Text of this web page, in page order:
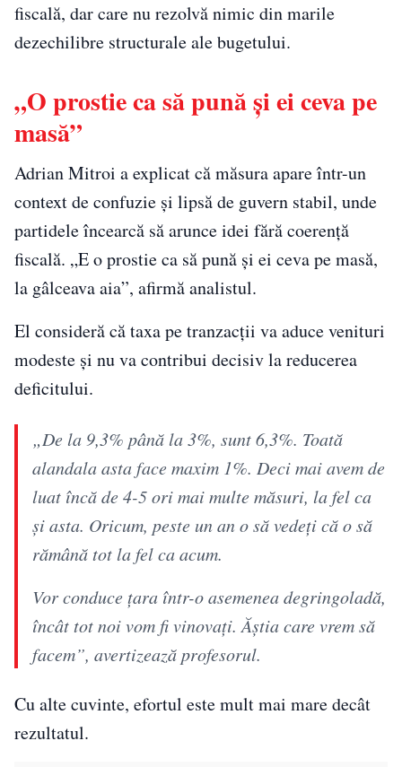
fiscală, dar care nu rezolvă nimic din marile
dezechilibre structurale ale bugetului.
„O prostie ca să pună și ei ceva pe
masă”
Adrian Mitroi a explicat că măsura apare într-un
context de confuzie și lipsă de guvern stabil, unde
partidele încearcă să arunce idei fără coerență
fiscală. „E o prostie ca să pună și ei ceva pe masă,
la gâlceava aia”, afirmă analistul.
El consideră că taxa pe tranzacții va aduce venituri
modeste și nu va contribui decisiv la reducerea
deficitului.
„De la 9,3% până la 3%, sunt 6,3%. Toată
alandala asta face maxim 1%. Deci mai avem de
luat încă de 4-5 ori mai multe măsuri, la fel ca
și asta. Oricum, peste un an o să vedeți că o să
rămână tot la fel ca acum.
Vor conduce țara într-o asemenea degringoladă,
încât tot noi vom fi vinovați. Ăștia care vrem să
facem”, avertizează profesorul.
Cu alte cuvinte, efortul este mult mai mare decât
rezultatul.